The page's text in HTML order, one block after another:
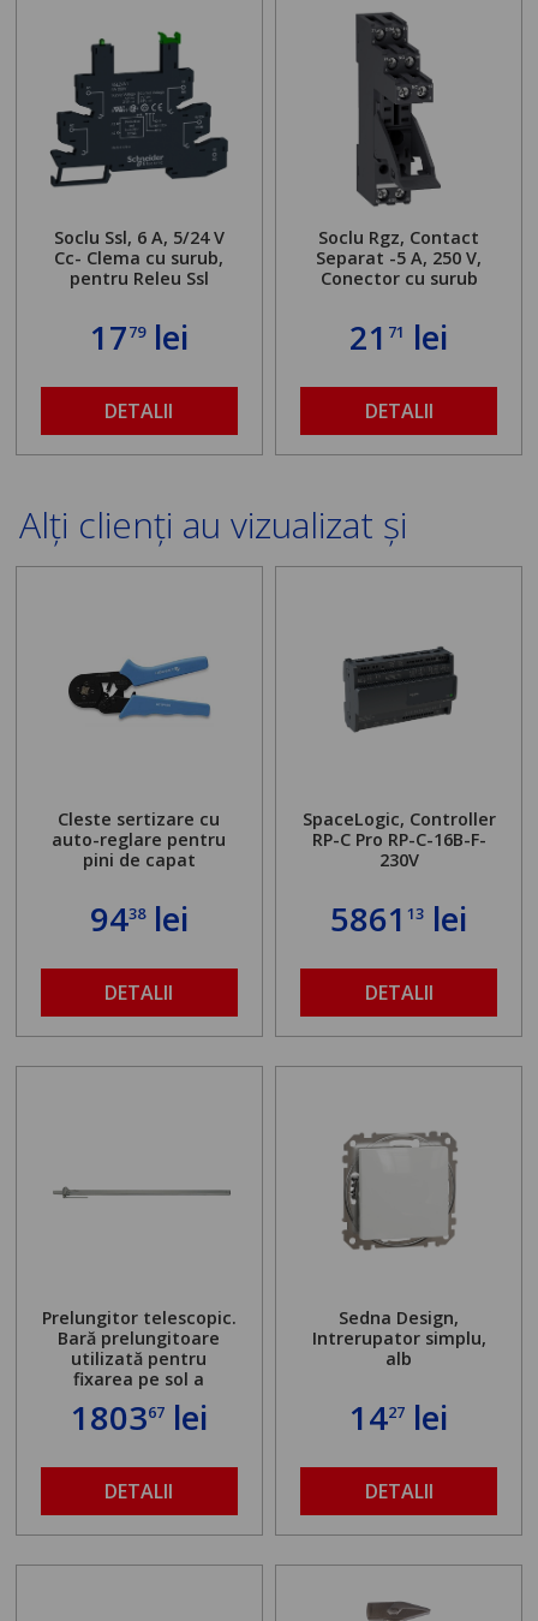
Soclu Ssl, 6 A, 5/24 V
Cc- Clema cu surub,
pentru Releu Ssl
1779lei
DETALII
Soclu Rgz, Contact
Separat -5 A, 250 V,
Conector cu surub
21 71 lei
DETALII
Alți clienți au vizualizat și
Cleste sertizare cu
auto-reglare pentru
pini de capat
9438lei
DETALII
SpaceLogic, Controller
RP-C Pro RP-C-16B-F-
230V
586113 lei
DETALII
Prelungitor telescopic.
Bară prelungitoare
utilizată pentru
fixarea pe sol a
standului mașinii de
găurit în locul
maximă admisă de 500
kg și înălțime reglabilă
de la 1,8 la 2,9 m
180367lei
DETALII
Sedna Design,
Intrerupator simplu,
alb
1427 lei
DETALII